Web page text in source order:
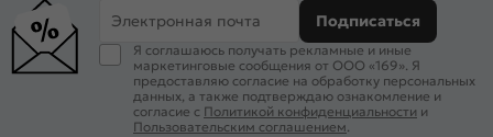
Электронная почта Подписаться
Я соглашаюсь получать рекламные и иные
маркетинговые сообщения от ООО «169». Я
предоставляю согласие на обработку персональных
данных, а также подтверждаю ознакомление и
согласие с Политикой конфиденциальности и
Пользовательским соглашением.